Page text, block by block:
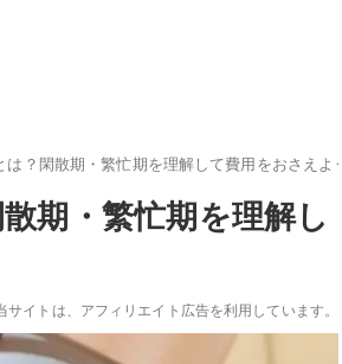
？閑散期・繁忙期を理解して費用をおさえよう
期・繁忙期を理解し
サイトは、アフィリエイト広告を利用しています。